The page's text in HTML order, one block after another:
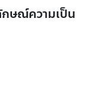
ษณ์ความเป็น